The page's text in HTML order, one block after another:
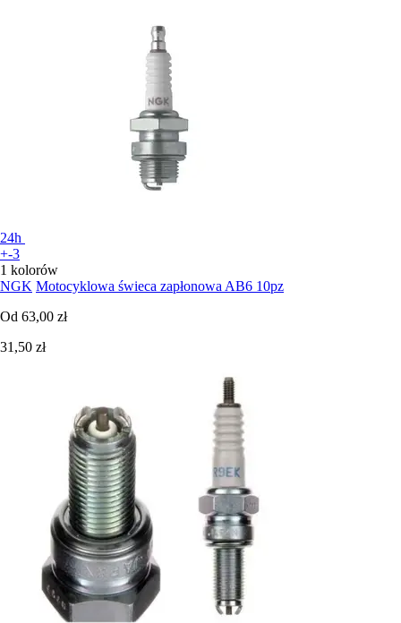
24h
+-3
1 kolorów
NGK Motocyklowa świeca zapłonowa AB6 10pz
Od 63,00 zł
31,50 zł